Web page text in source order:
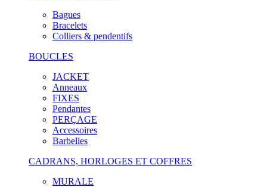
Bagues
Bracelets
Colliers & pendentifs
BOUCLES
JACKET
Anneaux
FIXES
Pendantes
PERÇAGE
Accessoires
Barbelles
CADRANS, HORLOGES ET COFFRES
MURALE